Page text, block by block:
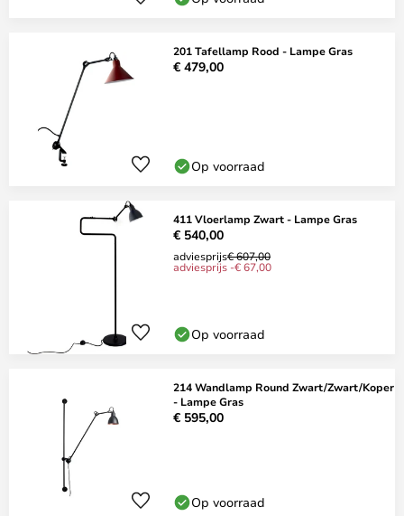
201 Tafellamp Rood - Lampe Gras
€ 479,00
Op voorraad
411 Vloerlamp Zwart - Lampe Gras
€ 540,00
adviesprijs€ 607,00
adviesprijs -€ 67,00
Op voorraad
214 Wandlamp Round Zwart/Zwart/Koper
- Lampe Gras
€ 595,00
Op voorraad